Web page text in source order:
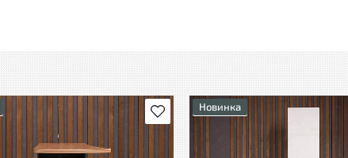
В избранноеНовинка